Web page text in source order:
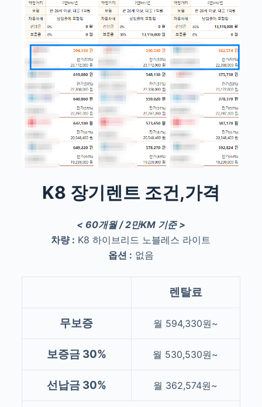
K8 장기렌트 조건,가격
< 60개월 / 2만KM 기준 >
차량 : K8 하이브리드 노블레스 라이트
옵션 : 없음
렌탈료
무보증 월 594,330원~
보증금 30% 월 530,530원~
선납금 30% 월 362,574원~